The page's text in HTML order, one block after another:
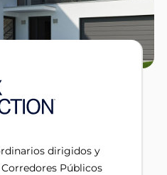
dirigidos y
Públicos